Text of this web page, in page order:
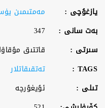
يازغۇچى :
مەمتىمىن
بەت سانى :
347
سىرتى :
قاتتىق مۇقاۋا
TAGS :
تەتقىقاتلار
تىلى :
ئۇيغۇرچە